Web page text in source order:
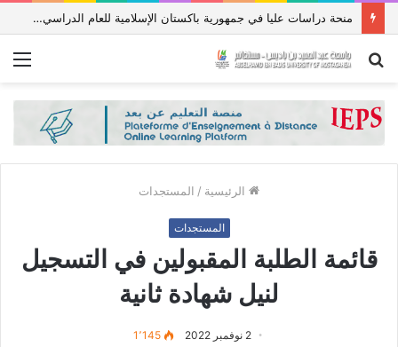
منحة دراسات عليا في جمهورية باكستان الإسلامية للعام الدراسي 2027/2026
بحث
الرئيسية / المستجدات
المستجدات
قائمة الطلبة المقبولين في التسجيل
لنيل شهادة ثانية
2 نوفمبر 2022 1٬145